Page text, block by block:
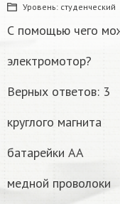
Уровень: студенческий
С помощью чего
электромотор?
Верных ответов: 3
круглого магнита
батарейки AA
медной проволоки